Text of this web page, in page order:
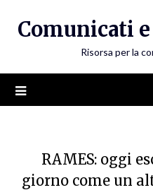
Comunicati
Risorsa per la
RAMES: oggi
giorno come un